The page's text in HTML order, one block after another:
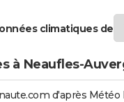
climatiques de
à Neaufles-
d'après Météo